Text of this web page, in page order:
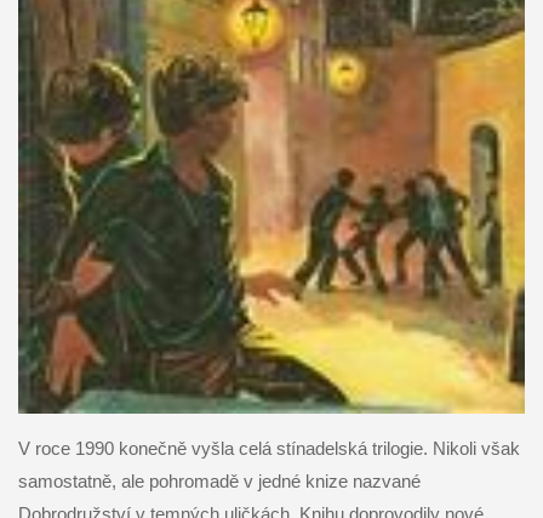
V roce 1990 konečně vyšla celá stínadelská trilogie. Nikoli však
samostatně, ale pohromadě v jedné knize nazvané
Dobrodružství v temných uličkách. Knihu doprovodily nové